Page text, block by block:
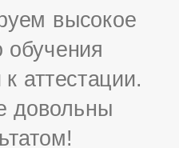
высокое
обучения
к аттестации.
довольны